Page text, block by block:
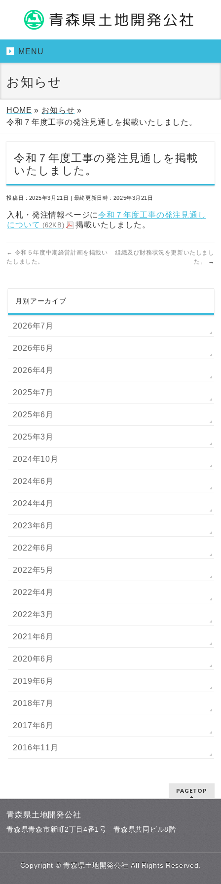
MENU
お知らせ
HOME » お知らせ »
令和７年度工事の発注見通しを掲載いたしました。
令和７年度工事の発注見通しを掲載
いたしました。
投稿日 : 2025年3月21日 最終更新日時 : 2025年3月21日
入札・発注情報ページに令和７年度工事の発注見通し
について (62KB) 掲載いたしました。
← 令和５年度中期経営計画を掲載い
たしました。
組織及び財務状況を更新いたしまし
た。
→
月別アーカイブ
2026年7月
2026年6月
2026年4月
2025年7月
2025年6月
2025年3月
2024年10月
2024年6月
2024年4月
2023年6月
2022年6月
2022年5月
2022年4月
2022年3月
2021年6月
2020年6月
2019年6月
2018年7月
2017年6月
2016年11月
PAGETOP
青森県土地開発公社
青森県青森市新町2丁目4番1号 青森県共同ビル8階
Copyright ©青森県土地開発公社 All Rights Reserved.